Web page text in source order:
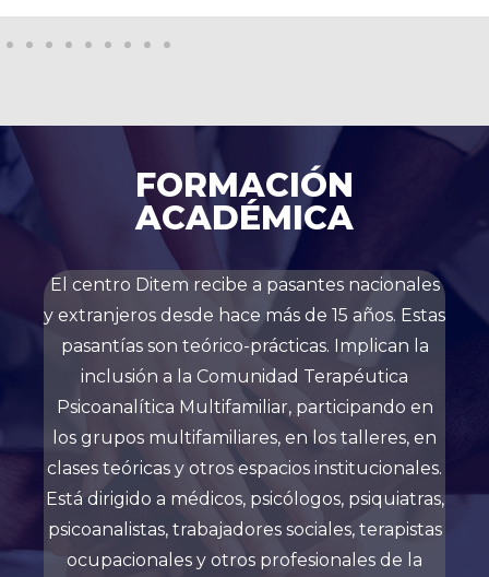
FORMACIÓN
ACADÉMICA
El centro Ditem recibe a pasantes nacionales
y extranjeros desde hace más de 15 años. Estas
pasantías son teórico-prácticas. Implican la
inclusión a la Comunidad Terapéutica
Psicoanalítica Multifamiliar, participando en
los grupos multifamiliares, en los talleres, en
clases teóricas y otros espacios institucionales.
Está dirigido a médicos, psicólogos, psiquiatras,
psicoanalistas, trabajadores sociales, terapistas
ocupacionales y otros profesionales de la